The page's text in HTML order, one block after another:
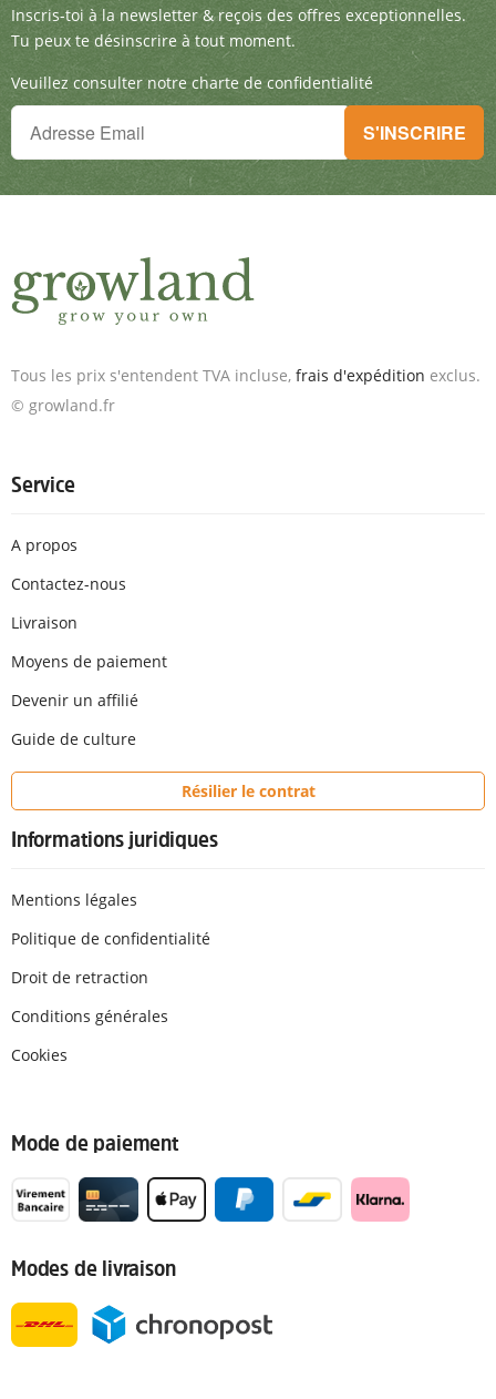
Inscris-toi à la newsletter & reçois des offres
Inscris-toi à la newsletter & reçois des offres exceptionnelles.
Tu peux te désinscrire à tout moment.
Veuillez consulter notre charte de confidentialité
Tu ne peux plus rien manquer !
Inscris-toi à la newsletter & reçois des offres exceptionnelles.
S'INSCRIRE
Tous les prix s'entendent TVA incluse, frais d'expédition exclus.
© growland.fr
Service
A propos
Contactez-nous
Livraison
Moyens de paiement
Devenir un affilié
Guide de culture
Résilier le contrat
Informations juridiques
Mentions légales
Politique de confidentialité
Droit de retraction
Conditions générales
Cookies
Mode de paiement
Modes de livraison